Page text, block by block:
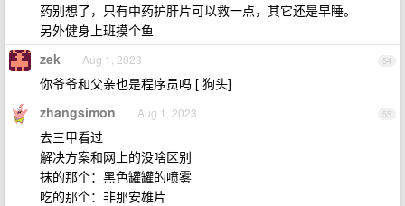
药别想了，只有中药护肝片可以救一点，其它还是早睡。
另外健身上班摸个鱼
54
zek Aug 1, 2023
你爷爷和父亲也是程序员吗 [ 狗头]
55
zhangsimon Aug 1, 2023
去三甲看过
解决方案和网上的没啥区别
抹的那个：黑色罐罐的喷雾
吃的那个：非那安雄片